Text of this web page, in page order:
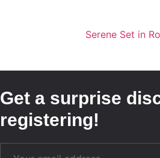
Serene Set in
Get a surprise
registering!